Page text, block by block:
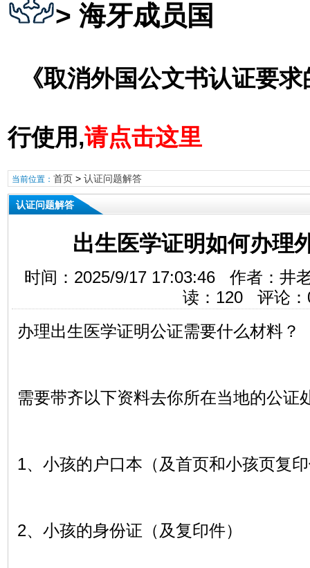
> 海牙成员国
《取消外国公文书认证要
行使用,请点击这里
当前位置： 首页> 认证问题解答
认证问题解答
出生医学证明如何办理
时间：2025/9/17 17:03:46 作者：
读： 120 评论：
办理出生医学证明公证需要什么材料？
需要带齐以下资料去你所在当地的公证
1、小孩的户口本（及首页和小孩页复
2、小孩的身份证（及复印件）